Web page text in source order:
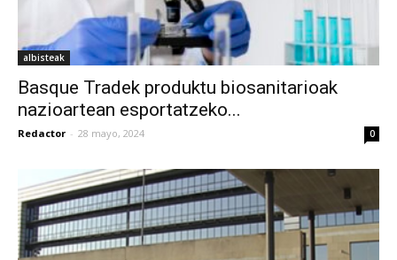
albisteak
Basque Tradek produktu biosanitarioak
nazioartean esportatzeko...
Redactor - 28 mayo, 2024 0